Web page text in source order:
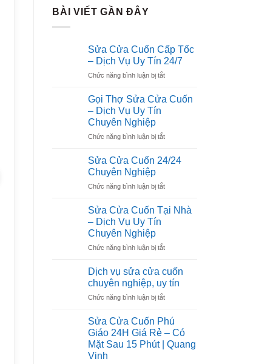
BÀI VIẾT GẦN ĐÂY
Sửa Cửa Cuốn Cấp Tốc
– Dịch Vụ Uy Tín 24/7
Chức năng bình luận bị tắtở
Cửa
–
Vụ
24/7
Gọi Thợ Sửa Cửa Cuốn
– Dịch Vụ Uy Tín
Chuyên Nghiệp
Chức năng bình luận bị tắtở
Thợ
Cuốn
Dịch
Chuyên
Sửa Cửa Cuốn 24/24
Chuyên Nghiệp
Chức năng bình luận bị tắtở
Cửa
Cuốn
Nghiệp
Sửa Cửa Cuốn Tại Nhà
– Dịch Vụ Uy Tín
Chuyên Nghiệp
Chức năng bình luận bị tắtở
Cửa
Cuốn
Tại
Nhà
Dịch
Uy
Tín
Dịch vụ sửa cửa cuốn
chuyên nghiệp, uy tín
Chức năng bình luận bị tắtở
vụ
sửa
cửa
cuốn
Sửa Cửa Cuốn Phú
Giáo 24H Giá Rẻ – Có
Mặt Sau 15 Phút | Quang
Vinh